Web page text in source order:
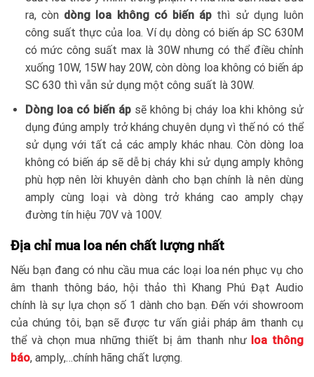
ra, còn dòng loa không có biến áp thì sử dụng luôn
công suất thực của loa. Ví dụ dòng có biến áp SC 630M
có mức công suất max là 30W nhưng có thể điều chỉnh
xuống 10W, 15W hay 20W, còn dòng loa không có biến áp
SC 630 thì vẫn sử dụng một công suất là 30W.
Dòng loa có biến ápsẽ không bị cháy loa khi không sử
dụng đúng amply trở kháng chuyên dụng vì thế nó có thể
sử dụng với tất cả các amply khác nhau. Còn dòng loa
không có biến áp sẽ dễ bị cháy khi sử dụng amply không
phù hợp nên lời khuyên dành cho bạn chính là nên dùng
amply cùng loại và dòng trở kháng cao amply chạy
đường tín hiệu 70V và 100V.
Địa chỉ mua loa nén chất lượng nhất
Nếu bạn đang có nhu cầu mua các loại loa nén phục vụ cho
âm thanh thông báo, hội thảo thì Khang Phú Đạt Audio
chính là sự lựa chọn số 1 dành cho bạn. Đến với showroom
của chúng tôi, bạn sẽ được tư vấn giải pháp âm thanh cụ
thể và chọn mua những thiết bị âm thanh như loa thông
báo, amply,…chính hãng chất lượng.